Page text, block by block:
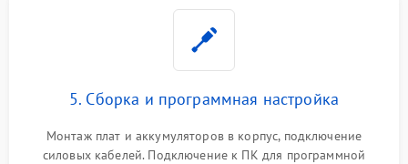
5. Сборка и программная настройка
Монтаж плат и аккумуляторов в корпус, подключение
силовых кабелей. Подключение к ПК для программной